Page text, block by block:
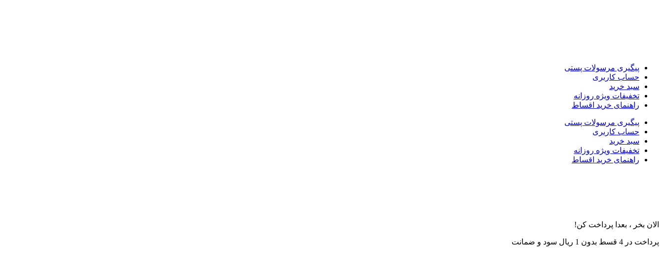
پیگیری مرسولات پستی
حساب کاربری
سبد خرید
تخفیفات ویژه روزانه
راهنمای خرید اقساط
پیگیری مرسولات پستی
حساب کاربری
سبد خرید
تخفیفات ویژه روزانه
راهنمای خرید اقساط
الان بخر ، بعدا پرداخت کن!
پرداخت در 4 قسط بدون 1 ریال سود و ضمانت